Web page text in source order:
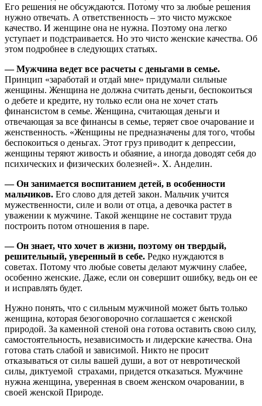
Его решения не обсуждаются. Потому что за любые решения
нужно отвечать. А ответственность – это чисто мужское
качество. И женщине она не нужна. Поэтому она легко
уступает и подстраивается. Но это чисто женские качества. Об
этом подробнее в следующих статьях.
— Мужчина ведет все расчеты с деньгами в семье.
Принцип «заработай и отдай мне» придумали сильные
женщины. Женщина не должна считать деньги, беспокоиться
о дебете и кредите, ну только если она не хочет стать
финансистом в семье. Женщина, считающая деньги и
отвечающая за все финансы в семье, теряет свое очарование и
женственность. «Женщины не предназначены для того, чтобы
беспокоиться о деньгах. Этот груз приводит к депрессии,
женщины теряют живость и обаяние, а иногда доводят себя до
психических и физических болезней». Х. Анделин.
— Он занимается воспитанием детей, в особенности
мальчиков. Его слово для детей закон. Мальчик учится
мужественности, силе и воли от отца, а девочка растет в
уважении к мужчине. Такой женщине не составит труда
построить потом отношения в паре.
— Он знает, что хочет в жизни, поэтому он твердый,
решительный, уверенный в себе. Редко нуждаются в
советах. Потому что любые советы делают мужчину слабее,
особенно женские. Даже, если он совершит ошибку, ведь он ее
и исправлять будет.
Нужно понять, что с сильным мужчиной может быть только
женщина, которая безоговорочно соглашается с женской
природой. За каменной стеной она готова оставить свою силу,
самостоятельность, независимость и лидерские качества. Она
готова стать слабой и зависимой. Никто не просит
отказываться от силы вашей души, а вот от невротической
силы, диктуемой страхами, придется отказаться. Мужчине
нужна женщина, уверенная в своем женском очаровании, в
своей женской Природе.